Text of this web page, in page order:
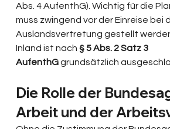
Abs. 4 AufenthG). Wichtig für die
muss zwingend vor der Einreise bei
Auslandsvertretung gestellt
Inland ist nach § 5 Abs. 2 Satz 3
AufenthG grundsätzlich
Die Rolle der
Arbeit und der